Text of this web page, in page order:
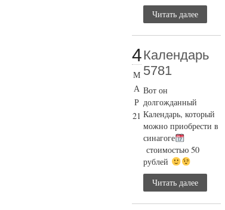
Читать далее
4
М
А
Р
21
Календарь
5781
Вот он
долгожданный
Календарь, который
можно приобрести в
синагоге
стоимостью 50
рублей
Читать далее